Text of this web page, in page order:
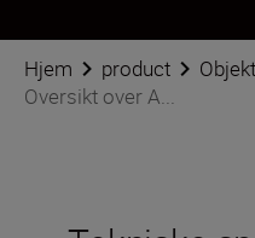
Hjem product
Oversikt over A...